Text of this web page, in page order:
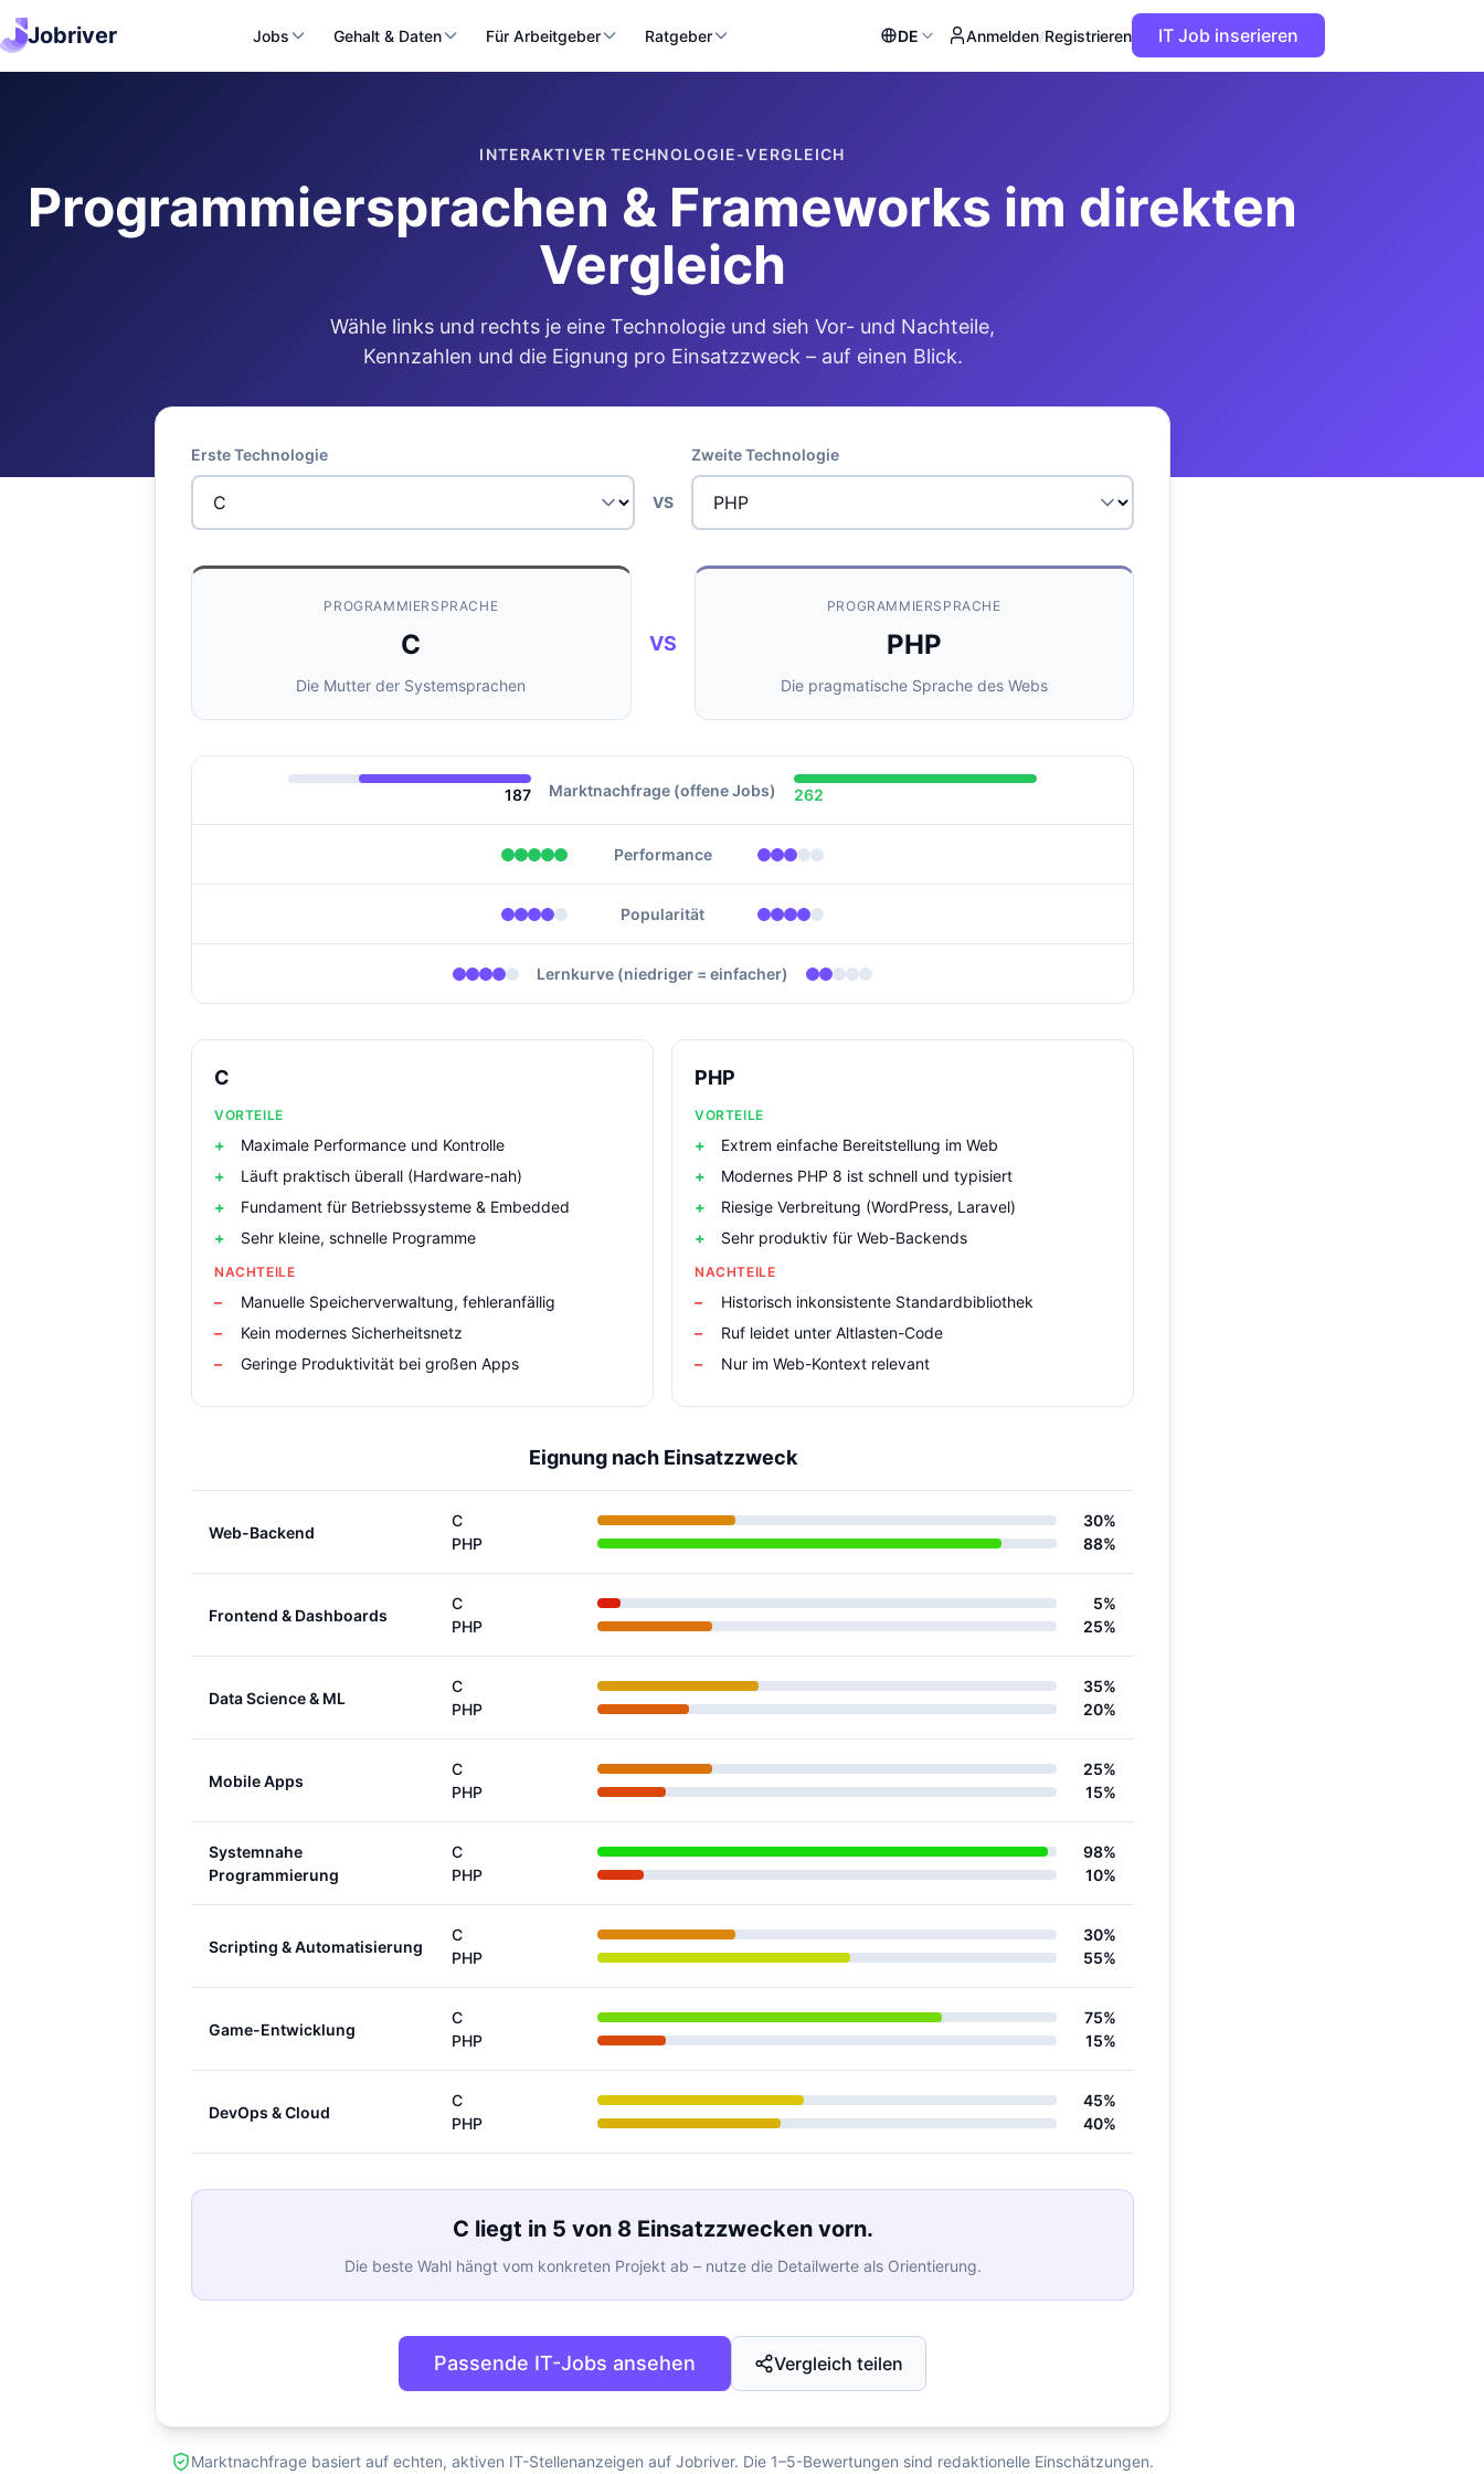
Jobriver Jobs Gehalt & Daten Für Arbeitgeber Ratgeber DE Anmelden/Registrieren IT Job inserieren
INTERAKTIVER TECHNOLOGIE-VERGLEICH
Programmiersprachen & Frameworks im direkten
Vergleich
Wähle links und rechts je eine Technologie und sieh Vor- und Nachteile,
Kennzahlen und die Eignung pro Einsatzzweck – auf einen Blick.
Erste Technologie
VS
Zweite Technologie
PROGRAMMIERSPRACHE
C
Die Mutter der Systemsprachen
VS
PROGRAMMIERSPRACHE
PHP
Die pragmatische Sprache des Webs
187 Marktnachfrage (offene Jobs) 262
Performance
Popularität
Lernkurve (niedriger = einfacher)
C
VORTEILE
Maximale Performance und Kontrolle
Läuft praktisch überall (Hardware-nah)
Fundament für Betriebssysteme & Embedded
Sehr kleine, schnelle Programme
NACHTEILE
Manuelle Speicherverwaltung, fehleranfällig
Kein modernes Sicherheitsnetz
Geringe Produktivität bei großen Apps
PHP
VORTEILE
Extrem einfache Bereitstellung im Web
Modernes PHP 8 ist schnell und typisiert
Riesige Verbreitung (WordPress, Laravel)
Sehr produktiv für Web-Backends
NACHTEILE
Historisch inkonsistente Standardbibliothek
Ruf leidet unter Altlasten-Code
Nur im Web-Kontext relevant
Eignung nach Einsatzzweck
Web-Backend
C
30%
PHP
88%
Frontend & Dashboards
C
5%
PHP
25%
Data Science & ML
C
35%
PHP
20%
Mobile Apps
C
25%
PHP
15%
Systemnahe
Programmierung
C
98%
PHP
10%
Scripting & Automatisierung
C
30%
PHP
55%
Game-Entwicklung
C
75%
PHP
15%
DevOps & Cloud
C
45%
PHP
40%
C liegt in 5 von 8 Einsatzzwecken vorn.
Die beste Wahl hängt vom konkreten Projekt ab – nutze die Detailwerte als Orientierung.
Passende IT-Jobs ansehen Vergleich teilen
Marktnachfrage basiert auf echten, aktiven IT-Stellenanzeigen auf Jobriver. Die 1–5-Bewertungen sind redaktionelle Einschätzungen.